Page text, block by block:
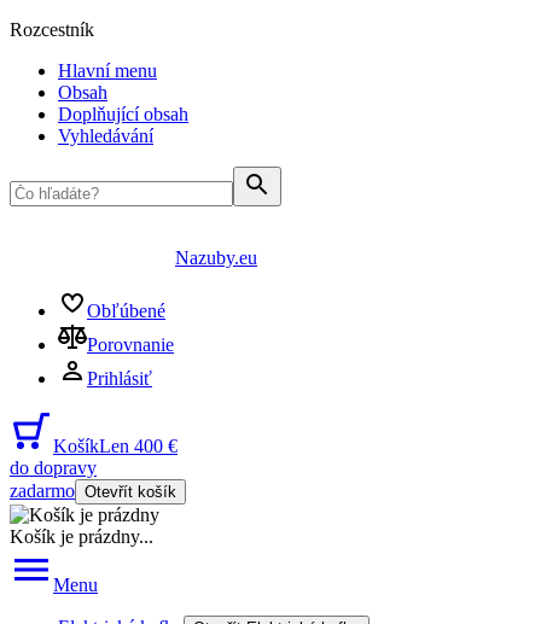
Rozcestník
Hlavní menu
Obsah
Doplňující obsah
Vyhledávání
Nazuby.eu
Obľúbené
Porovnanie
Prihlásiť
KošíkLen 400 €
do dopravy
zadarmo Otevřít košík
Košík je prázdny...
Menu